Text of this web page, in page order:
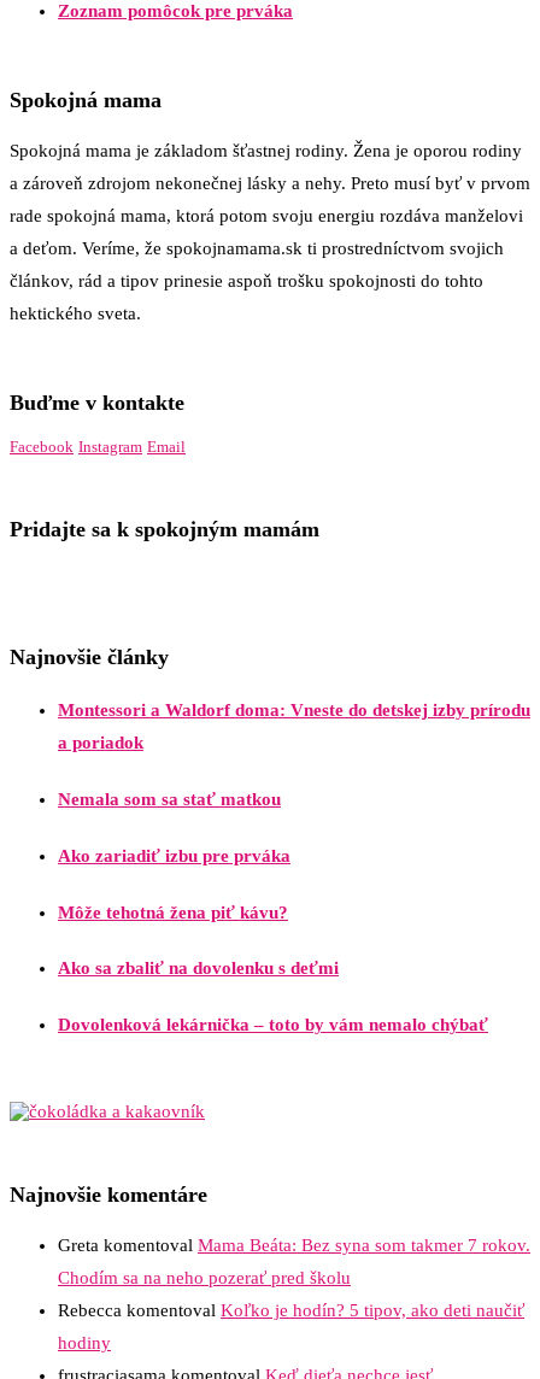
Zoznam pomôcok pre prváka
Spokojná mama
Spokojná mama je základom šťastnej rodiny. Žena je oporou rodiny
a zároveň zdrojom nekonečnej lásky a nehy. Preto musí byť v prvom
rade spokojná mama, ktorá potom svoju energiu rozdáva manželovi
a deťom. Veríme, že spokojnamama.sk ti prostredníctvom svojich
článkov, rád a tipov prinesie aspoň trošku spokojnosti do tohto
hektického sveta.
Buďme v kontakte
Facebook Instagram Email
Pridajte sa k spokojným mamám
Najnovšie články
Montessori a Waldorf doma: Vneste do detskej izby prírodu
a poriadok
Nemala som sa stať matkou
Ako zariadiť izbu pre prváka
Môže tehotná žena piť kávu?
Ako sa zbaliť na dovolenku s deťmi
Dovolenková lekárnička – toto by vám nemalo chýbať
Najnovšie komentáre
Greta komentoval Mama Beáta: Bez syna som takmer 7 rokov.
Chodím sa na neho pozerať pred školu
Rebecca komentoval Koľko je hodín? 5 tipov, ako deti naučiť
hodiny